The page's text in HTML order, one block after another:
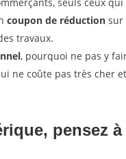
coupon de réduction sur
travaux.
, pourquoi ne pas y
ne coûte pas très cher
pensez